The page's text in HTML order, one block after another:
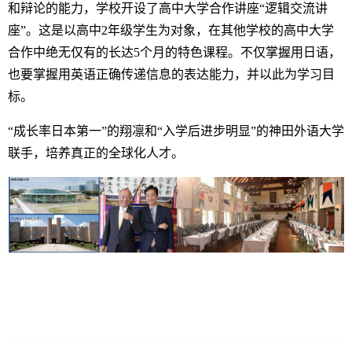
和辩论的能力，学校开设了高中大学合作讲座“逻辑交流讲
座”。这是以高中2年级学生为对象，在其他学校的高中大学
合作中绝无仅有的长达5个月的特色课程。不仅掌握用日语，
也要掌握用英语正确传递信息的表达能力，并以此为学习目
标。
“成长率日本第一”的翔凛和“入学后进步明显”的神田外语大学
联手，培养真正的全球化人才。